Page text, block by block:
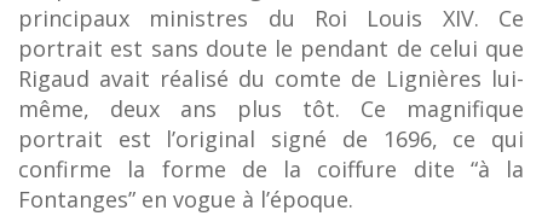
principaux ministres du Roi Louis XIV. Ce
portrait est sans doute le pendant de celui que
Rigaud avait réalisé du comte de Lignières lui-
même, deux ans plus tôt. Ce magnifique
portrait est l’original signé de 1696, ce qui
confirme la forme de la coiffure dite “à la
Fontanges” en vogue à l’époque.